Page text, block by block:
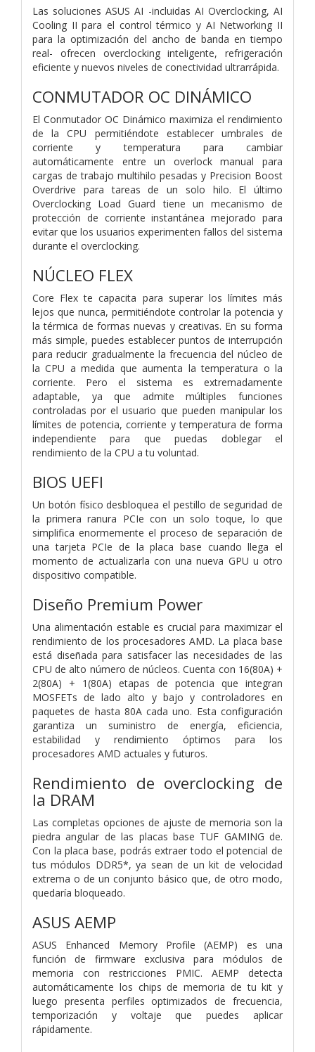
Las soluciones ASUS AI -incluidas AI Overclocking, AI
Cooling II para el control térmico y AI Networking II
para la optimización del ancho de banda en tiempo
real- ofrecen overclocking inteligente, refrigeración
eficiente y nuevos niveles de conectividad ultrarrápida.
CONMUTADOR OC DINÁMICO
El Conmutador OC Dinámico maximiza el rendimiento
de la CPU permitiéndote establecer umbrales de
corriente y temperatura para cambiar
automáticamente entre un overlock manual para
cargas de trabajo multihilo pesadas y Precision Boost
Overdrive para tareas de un solo hilo. El último
Overclocking Load Guard tiene un mecanismo de
protección de corriente instantánea mejorado para
evitar que los usuarios experimenten fallos del sistema
durante el overclocking.​
NÚCLEO FLEX
Core Flex te capacita para superar los límites más
lejos que nunca, permitiéndote controlar la potencia y
la térmica de formas nuevas y creativas. En su forma
más simple, puedes establecer puntos de interrupción
para reducir gradualmente la frecuencia del núcleo de
la CPU a medida que aumenta la temperatura o la
corriente. Pero el sistema es extremadamente
adaptable, ya que admite múltiples funciones
controladas por el usuario que pueden manipular los
límites de potencia, corriente y temperatura de forma
independiente para que puedas doblegar el
rendimiento de la CPU a tu voluntad.
BIOS UEFI
Un botón físico desbloquea el pestillo de seguridad de
la primera ranura PCIe con un solo toque, lo que
simplifica enormemente el proceso de separación de
una tarjeta PCIe de la placa base cuando llega el
momento de actualizarla con una nueva GPU u otro
dispositivo compatible.
Diseño Premium Power
Una alimentación estable es crucial para maximizar el
rendimiento de los procesadores AMD. La placa base
está diseñada para satisfacer las necesidades de las
CPU de alto número de núcleos. Cuenta con 16(80A) +
2(80A) + 1(80A) etapas de potencia que integran
MOSFETs de lado alto y bajo y controladores en
paquetes de hasta 80A cada uno. Esta configuración
garantiza un suministro de energía, eficiencia,
estabilidad y rendimiento óptimos para los
procesadores AMD actuales y futuros.
Rendimiento de overclocking de
la DRAM
Las completas opciones de ajuste de memoria son la
piedra angular de las placas base TUF GAMING de.
Con la placa base, podrás extraer todo el potencial de
tus módulos DDR5*, ya sean de un kit de velocidad
extrema o de un conjunto básico que, de otro modo,
quedaría bloqueado.
ASUS AEMP
ASUS Enhanced Memory Profile (AEMP) es una
función de firmware exclusiva para módulos de
memoria con restricciones PMIC. AEMP detecta
automáticamente los chips de memoria de tu kit y
luego presenta perfiles optimizados de frecuencia,
temporización y voltaje que puedes aplicar
rápidamente.